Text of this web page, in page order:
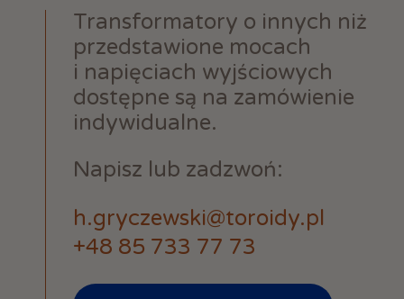
Transformatory o innych niż
przedstawione mocach
i napięciach wyjściowych
dostępne są na zamówienie
indywidualne.
Napisz lub zadzwoń:
h.gryczewski@toroidy.pl
+48 85 733 77 73